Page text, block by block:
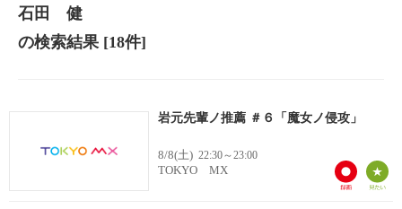
石田 健
の検索結果[18件]
岩元先輩ノ推薦 ＃６「魔女ノ侵攻」
8/8(土) 22:30～23:00
TOKYO MX